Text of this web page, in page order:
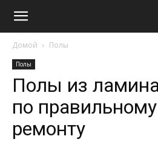
Домой Полы
Полы
Полы из
по
ремонту